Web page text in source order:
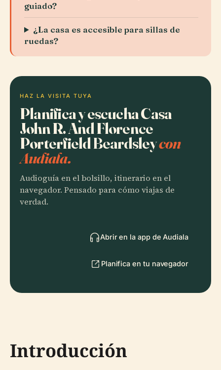
guiado?
¿La casa es accesible para sillas de
ruedas?
HAZ LA VISITA TUYA
Planifica y escucha Casa
John R. And Florence
Porterfield Beardsleycon
Audiala.
Audioguía en el bolsillo, itinerario en el
navegador. Pensado para cómo viajas de
verdad.
Abrir en la app de Audiala
Planifica en tu navegador
Introducción